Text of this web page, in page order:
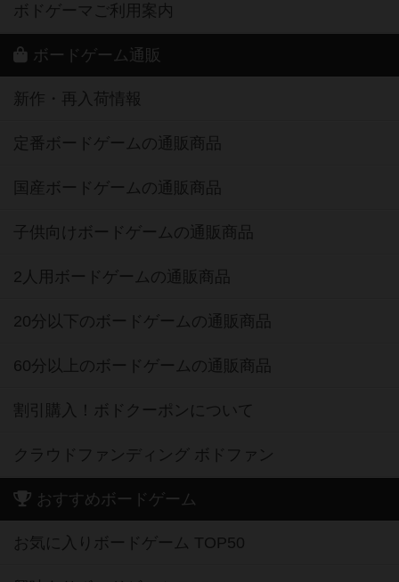
ボドゲーマご利用案内
ボードゲーム通販
新作・再入荷情報
定番ボードゲームの通販商品
国産ボードゲームの通販商品
子供向けボードゲームの通販商品
2人用ボードゲームの通販商品
20分以下のボードゲームの通販商品
60分以上のボードゲームの通販商品
割引購入！ボドクーポンについて
クラウドファンディング ボドファン
おすすめボードゲーム
お気に入りボードゲーム TOP50